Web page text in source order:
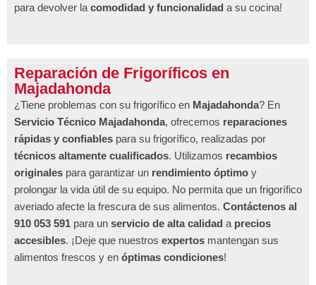
para devolver la comodidad y funcionalidad a su cocina!
Reparación de Frigoríficos en
Majadahonda
¿Tiene problemas con su frigorífico en Majadahonda? En
Servicio Técnico Majadahonda, ofrecemos reparaciones
rápidas y confiables para su frigorífico, realizadas por
técnicos altamente cualificados. Utilizamos recambios
originales para garantizar un rendimiento óptimo y
prolongar la vida útil de su equipo. No permita que un frigorífico
averiado afecte la frescura de sus alimentos. Contáctenos al
910 053 591 para un servicio de alta calidad a precios
accesibles. ¡Deje que nuestros expertos mantengan sus
alimentos frescos y en óptimas condiciones!